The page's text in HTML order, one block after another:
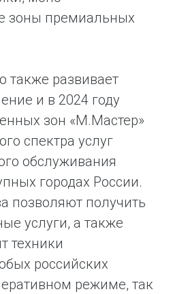
зоны премиальных
также развивает
и в 2024 году
зон «М.Мастер»
спектра услуг
обслуживания
городах России.
позволяют получить
услуги, а также
техники
российских
режиме, так